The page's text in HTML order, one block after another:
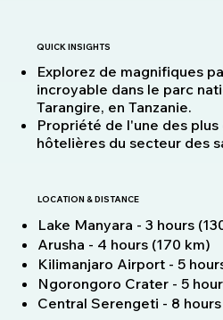
QUICK INSIGHTS
Explorez de magnifiques
incroyable dans le parc
Tarangire, en Tanzanie.
Propriété de l'une des plus
hôtelières du secteur des
LOCATION & DISTANCE
Lake Manyara - 3 hours
Arusha - 4 hours (170 km)
Kilimanjaro Airport - 5
Ngorongoro Crater - 5
Central Serengeti - 8